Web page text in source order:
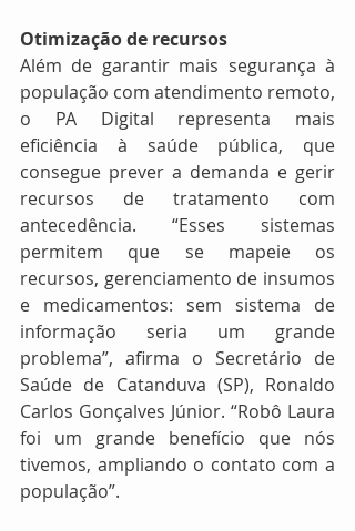
Otimização de recursos
Além de garantir mais segurança à
população com atendimento remoto,
o PA Digital representa mais
eficiência à saúde pública, que
consegue prever a demanda e gerir
recursos de tratamento com
antecedência. “Esses sistemas
permitem que se mapeie os
recursos, gerenciamento de insumos
e medicamentos: sem sistema de
informação seria um grande
problema”, afirma o Secretário de
Saúde de Catanduva (SP), Ronaldo
Carlos Gonçalves Júnior. “Robô Laura
foi um grande benefício que nós
tivemos, ampliando o contato com a
população”.